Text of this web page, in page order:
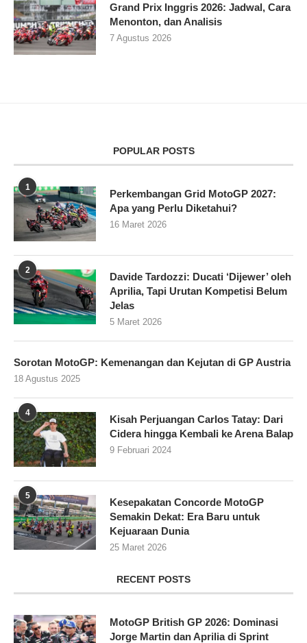
Grand Prix Inggris 2026: Jadwal, Cara
Menonton, dan Analisis
7 Agustus 2026
POPULAR POSTS
1
Perkembangan Grid MotoGP 2027:
Apa yang Perlu Diketahui?
16 Maret 2026
2
Davide Tardozzi: Ducati ‘Dijewer’ oleh
Aprilia, Tapi Urutan Kompetisi Belum
Jelas
5 Maret 2026
Sorotan MotoGP: Kemenangan dan Kejutan di GP Austria
18 Agustus 2025
4
Kisah Perjuangan Carlos Tatay: Dari
Cidera hingga Kembali ke Arena Balap
9 Februari 2024
5
Kesepakatan Concorde MotoGP
Semakin Dekat: Era Baru untuk
Kejuaraan Dunia
25 Maret 2026
RECENT POSTS
MotoGP British GP 2026: Dominasi
Jorge Martin dan Aprilia di Sprint